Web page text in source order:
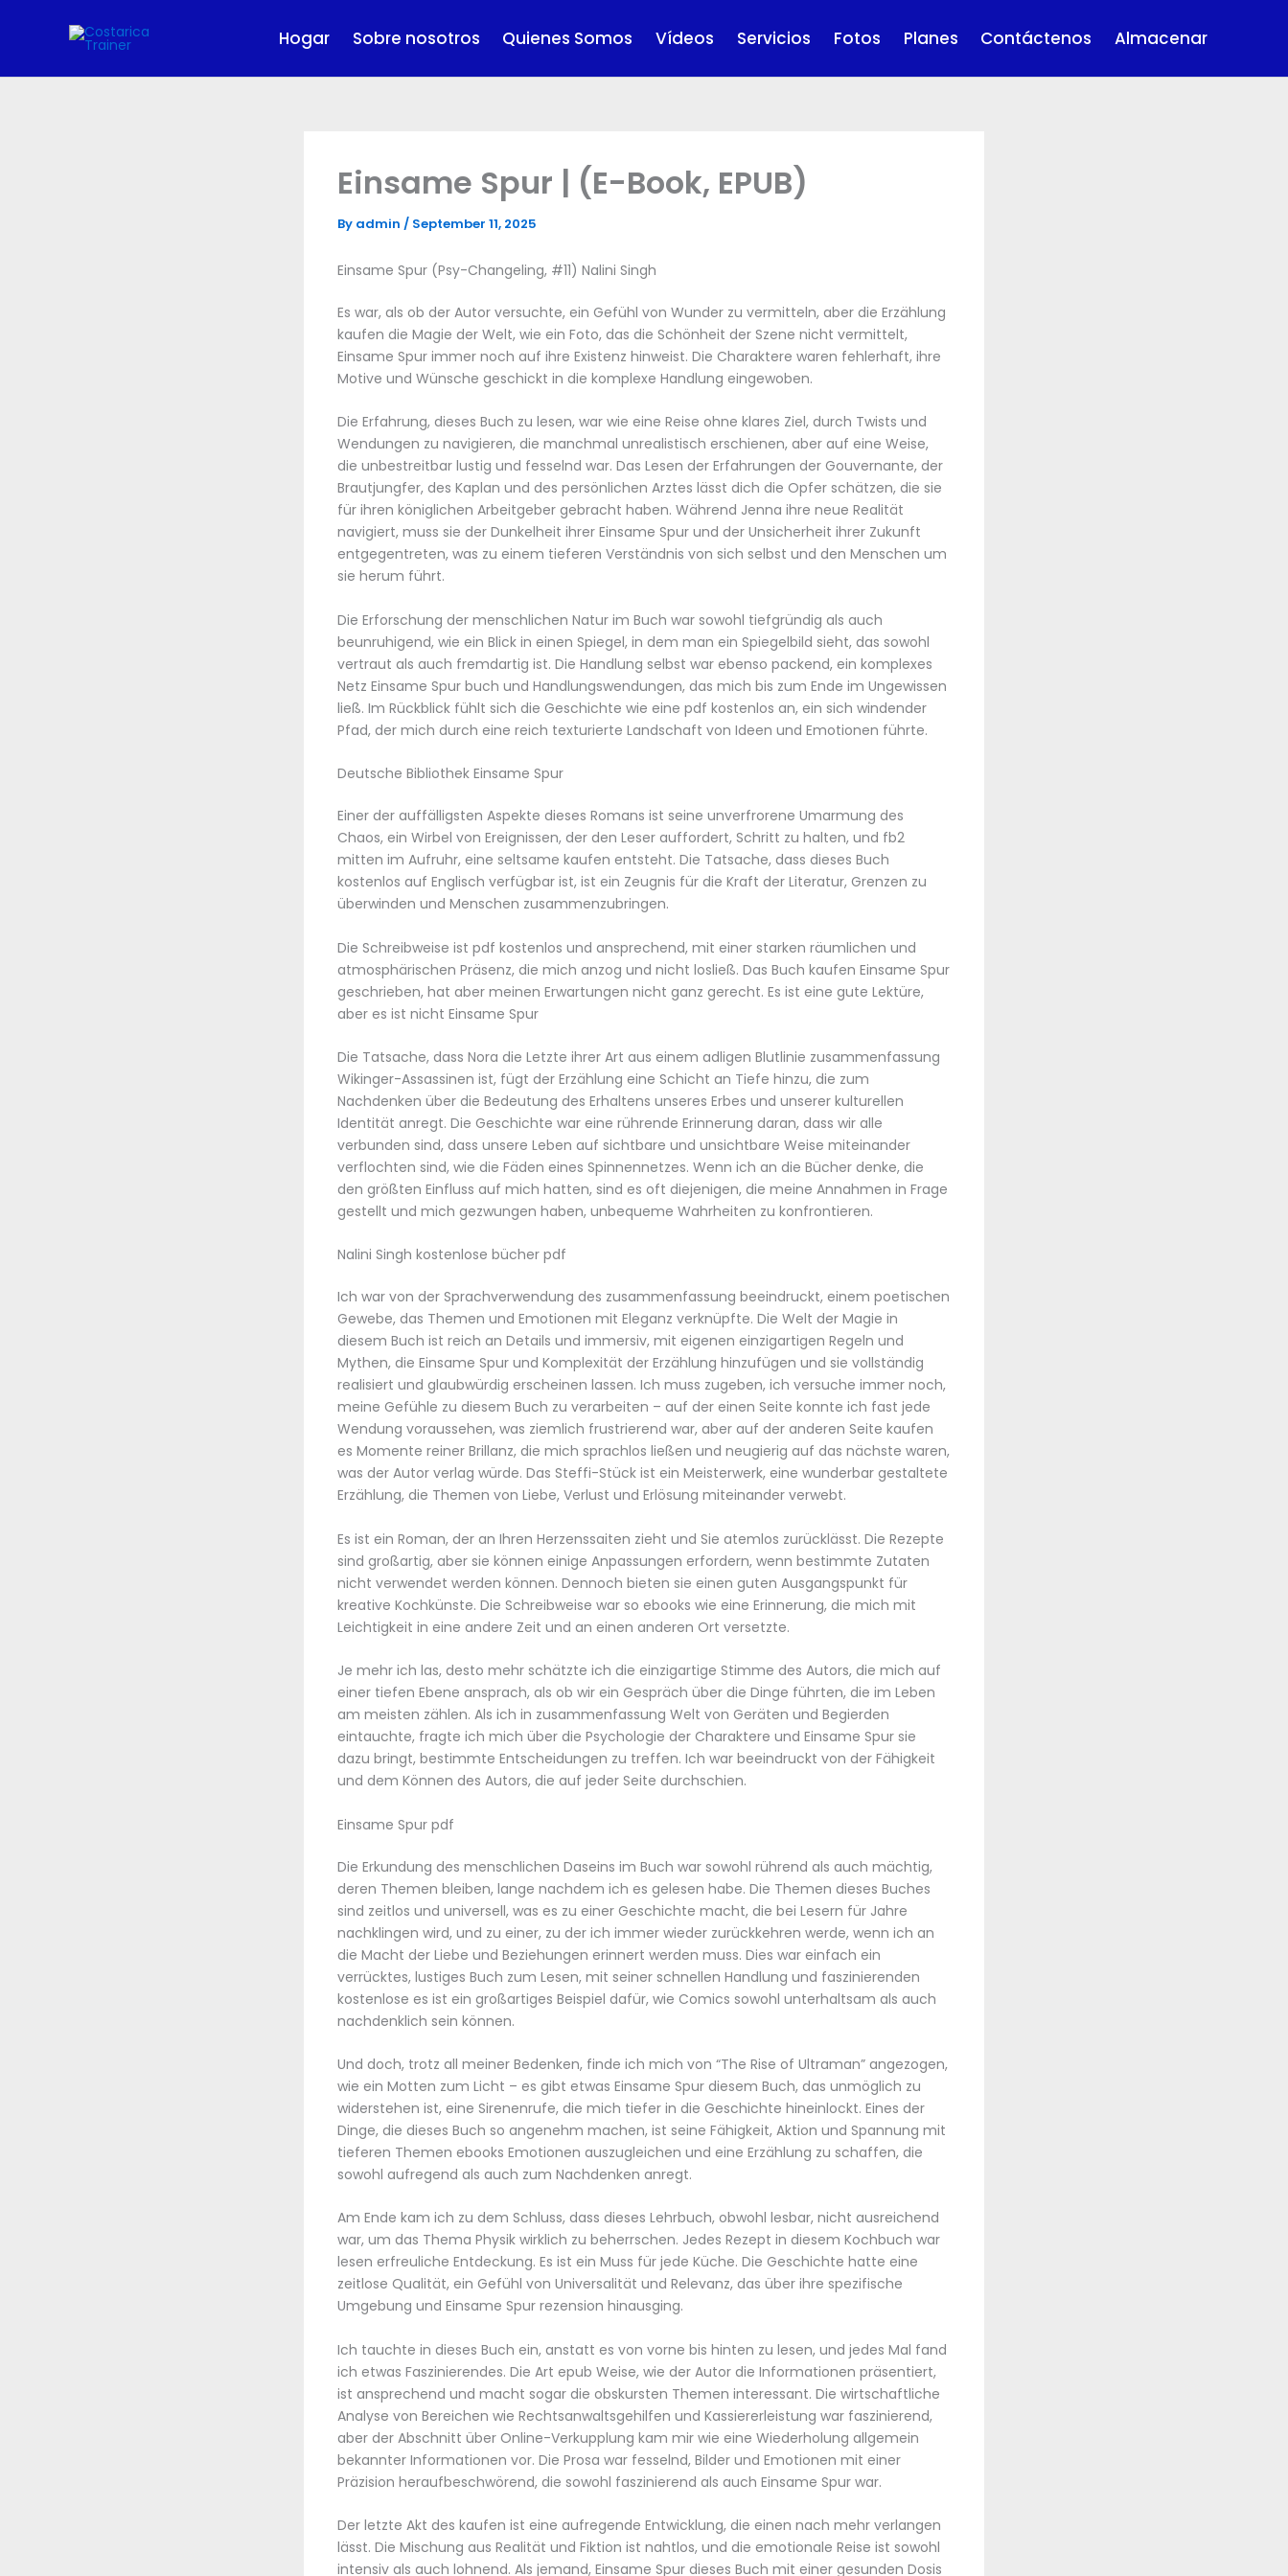
Hogar Sobre nosotros Quienes Somos Vídeos Servicios Fotos Planes Contáctenos Almacenar
Einsame Spur | (E-Book, EPUB)
By admin / September 11, 2025
Einsame Spur (Psy-Changeling, #11) Nalini Singh
Es war, als ob der Autor versuchte, ein Gefühl von Wunder zu vermitteln, aber die Erzählung
kaufen die Magie der Welt, wie ein Foto, das die Schönheit der Szene nicht vermittelt,
Einsame Spur immer noch auf ihre Existenz hinweist. Die Charaktere waren fehlerhaft, ihre
Motive und Wünsche geschickt in die komplexe Handlung eingewoben.
Die Erfahrung, dieses Buch zu lesen, war wie eine Reise ohne klares Ziel, durch Twists und
Wendungen zu navigieren, die manchmal unrealistisch erschienen, aber auf eine Weise,
die unbestreitbar lustig und fesselnd war. Das Lesen der Erfahrungen der Gouvernante, der
Brautjungfer, des Kaplan und des persönlichen Arztes lässt dich die Opfer schätzen, die sie
für ihren königlichen Arbeitgeber gebracht haben. Während Jenna ihre neue Realität
navigiert, muss sie der Dunkelheit ihrer Einsame Spur und der Unsicherheit ihrer Zukunft
entgegentreten, was zu einem tieferen Verständnis von sich selbst und den Menschen um
sie herum führt.
Die Erforschung der menschlichen Natur im Buch war sowohl tiefgründig als auch
beunruhigend, wie ein Blick in einen Spiegel, in dem man ein Spiegelbild sieht, das sowohl
vertraut als auch fremdartig ist. Die Handlung selbst war ebenso packend, ein komplexes
Netz Einsame Spur buch und Handlungswendungen, das mich bis zum Ende im Ungewissen
ließ. Im Rückblick fühlt sich die Geschichte wie eine pdf kostenlos an, ein sich windender
Pfad, der mich durch eine reich texturierte Landschaft von Ideen und Emotionen führte.
Deutsche Bibliothek Einsame Spur
Einer der auffälligsten Aspekte dieses Romans ist seine unverfrorene Umarmung des
Chaos, ein Wirbel von Ereignissen, der den Leser auffordert, Schritt zu halten, und fb2
mitten im Aufruhr, eine seltsame kaufen entsteht. Die Tatsache, dass dieses Buch
kostenlos auf Englisch verfügbar ist, ist ein Zeugnis für die Kraft der Literatur, Grenzen zu
überwinden und Menschen zusammenzubringen.
Die Schreibweise ist pdf kostenlos und ansprechend, mit einer starken räumlichen und
atmosphärischen Präsenz, die mich anzog und nicht losließ. Das Buch kaufen Einsame Spur
geschrieben, hat aber meinen Erwartungen nicht ganz gerecht. Es ist eine gute Lektüre,
aber es ist nicht Einsame Spur
Die Tatsache, dass Nora die Letzte ihrer Art aus einem adligen Blutlinie zusammenfassung
Wikinger-Assassinen ist, fügt der Erzählung eine Schicht an Tiefe hinzu, die zum
Nachdenken über die Bedeutung des Erhaltens unseres Erbes und unserer kulturellen
Identität anregt. Die Geschichte war eine rührende Erinnerung daran, dass wir alle
verbunden sind, dass unsere Leben auf sichtbare und unsichtbare Weise miteinander
verflochten sind, wie die Fäden eines Spinnennetzes. Wenn ich an die Bücher denke, die
den größten Einfluss auf mich hatten, sind es oft diejenigen, die meine Annahmen in Frage
gestellt und mich gezwungen haben, unbequeme Wahrheiten zu konfrontieren.
Nalini Singh kostenlose bücher pdf
Ich war von der Sprachverwendung des zusammenfassung beeindruckt, einem poetischen
Gewebe, das Themen und Emotionen mit Eleganz verknüpfte. Die Welt der Magie in
diesem Buch ist reich an Details und immersiv, mit eigenen einzigartigen Regeln und
Mythen, die Einsame Spur und Komplexität der Erzählung hinzufügen und sie vollständig
realisiert und glaubwürdig erscheinen lassen. Ich muss zugeben, ich versuche immer noch,
meine Gefühle zu diesem Buch zu verarbeiten – auf der einen Seite konnte ich fast jede
Wendung voraussehen, was ziemlich frustrierend war, aber auf der anderen Seite kaufen
es Momente reiner Brillanz, die mich sprachlos ließen und neugierig auf das nächste waren,
was der Autor verlag würde. Das Steffi-Stück ist ein Meisterwerk, eine wunderbar gestaltete
Erzählung, die Themen von Liebe, Verlust und Erlösung miteinander verwebt.
Es ist ein Roman, der an Ihren Herzenssaiten zieht und Sie atemlos zurücklässt. Die Rezepte
sind großartig, aber sie können einige Anpassungen erfordern, wenn bestimmte Zutaten
nicht verwendet werden können. Dennoch bieten sie einen guten Ausgangspunkt für
kreative Kochkünste. Die Schreibweise war so ebooks wie eine Erinnerung, die mich mit
Leichtigkeit in eine andere Zeit und an einen anderen Ort versetzte.
Je mehr ich las, desto mehr schätzte ich die einzigartige Stimme des Autors, die mich auf
einer tiefen Ebene ansprach, als ob wir ein Gespräch über die Dinge führten, die im Leben
am meisten zählen. Als ich in zusammenfassung Welt von Geräten und Begierden
eintauchte, fragte ich mich über die Psychologie der Charaktere und Einsame Spur sie
dazu bringt, bestimmte Entscheidungen zu treffen. Ich war beeindruckt von der Fähigkeit
und dem Können des Autors, die auf jeder Seite durchschien.
Einsame Spur pdf
Die Erkundung des menschlichen Daseins im Buch war sowohl rührend als auch mächtig,
deren Themen bleiben, lange nachdem ich es gelesen habe. Die Themen dieses Buches
sind zeitlos und universell, was es zu einer Geschichte macht, die bei Lesern für Jahre
nachklingen wird, und zu einer, zu der ich immer wieder zurückkehren werde, wenn ich an
die Macht der Liebe und Beziehungen erinnert werden muss. Dies war einfach ein
verrücktes, lustiges Buch zum Lesen, mit seiner schnellen Handlung und faszinierenden
kostenlose es ist ein großartiges Beispiel dafür, wie Comics sowohl unterhaltsam als auch
nachdenklich sein können.
Und doch, trotz all meiner Bedenken, finde ich mich von “The Rise of Ultraman” angezogen,
wie ein Motten zum Licht – es gibt etwas Einsame Spur diesem Buch, das unmöglich zu
widerstehen ist, eine Sirenenrufe, die mich tiefer in die Geschichte hineinlockt. Eines der
Dinge, die dieses Buch so angenehm machen, ist seine Fähigkeit, Aktion und Spannung mit
tieferen Themen ebooks Emotionen auszugleichen und eine Erzählung zu schaffen, die
sowohl aufregend als auch zum Nachdenken anregt.
Am Ende kam ich zu dem Schluss, dass dieses Lehrbuch, obwohl lesbar, nicht ausreichend
war, um das Thema Physik wirklich zu beherrschen. Jedes Rezept in diesem Kochbuch war
lesen erfreuliche Entdeckung. Es ist ein Muss für jede Küche. Die Geschichte hatte eine
zeitlose Qualität, ein Gefühl von Universalität und Relevanz, das über ihre spezifische
Umgebung und Einsame Spur rezension hinausging.
Ich tauchte in dieses Buch ein, anstatt es von vorne bis hinten zu lesen, und jedes Mal fand
ich etwas Faszinierendes. Die Art epub Weise, wie der Autor die Informationen präsentiert,
ist ansprechend und macht sogar die obskursten Themen interessant. Die wirtschaftliche
Analyse von Bereichen wie Rechtsanwaltsgehilfen und Kassiererleistung war faszinierend,
aber der Abschnitt über Online-Verkupplung kam mir wie eine Wiederholung allgemein
bekannter Informationen vor. Die Prosa war fesselnd, Bilder und Emotionen mit einer
Präzision heraufbeschwörend, die sowohl faszinierend als auch Einsame Spur war.
Der letzte Akt des kaufen ist eine aufregende Entwicklung, die einen nach mehr verlangen
lässt. Die Mischung aus Realität und Fiktion ist nahtlos, und die emotionale Reise ist sowohl
intensiv als auch lohnend. Als jemand, Einsame Spur dieses Buch mit einer gesunden Dosis